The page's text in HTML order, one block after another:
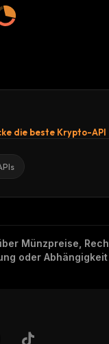
die beste Krypto-API
Münzpreise,
oder